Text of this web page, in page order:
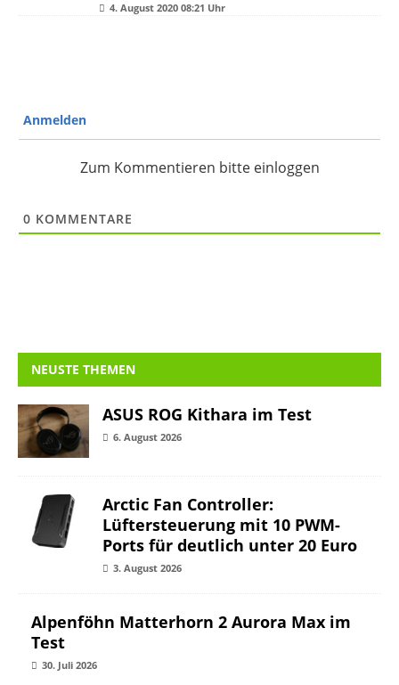
4. August 2020 08:21 Uhr
Anmelden
Zum Kommentieren bitte einloggen
0 KOMMENTARE
NEUSTE THEMEN
ASUS ROG Kithara im Test
6. August 2026
Arctic Fan Controller:
Lüftersteuerung mit 10 PWM-
Ports für deutlich unter 20 Euro
3. August 2026
Alpenföhn Matterhorn 2 Aurora Max im
Test
30. Juli 2026